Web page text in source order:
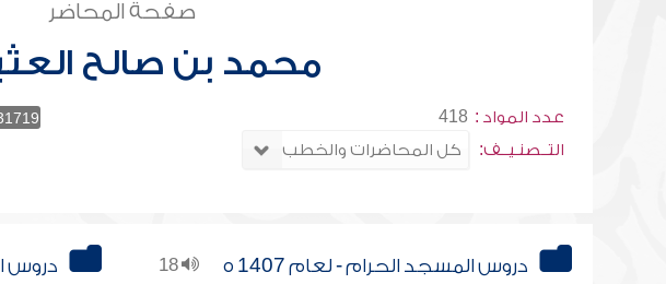
صفحة المحاضر
محمد بن صالح
عدد المواد : 418
التــصنـيــف:
18 دروس المسجد الحرام - لعام 1407 ه دروس